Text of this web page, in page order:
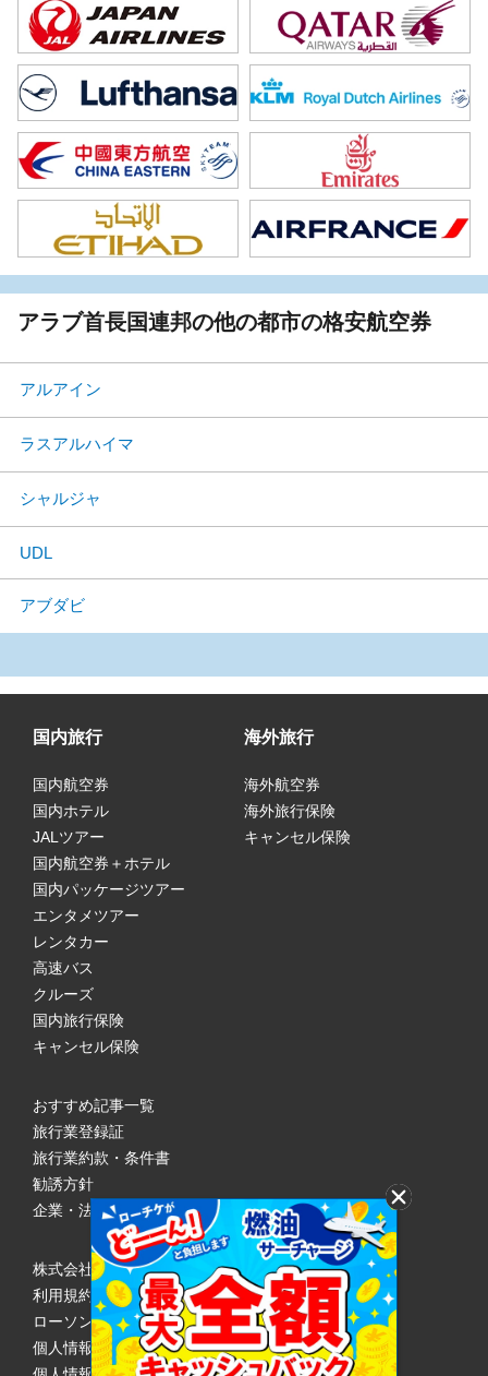
アラブ首長国連邦の他の都市の格安航空券
アルアイン
ラスアルハイマ
シャルジャ
UDL
アブダビ
国内旅行
国内航空券
国内ホテル
JALツアー
国内航空券＋ホテル
国内パッケージツアー
エンタメツアー
レンタカー
高速バス
クルーズ
国内旅行保険
キャンセル保険
海外旅行
海外航空券
海外旅行保険
キャンセル保険
おすすめ記事一覧
旅行業登録証
旅行業約款・条件書
勧誘方針
企業・法人のみなさまへ
株式会社ローソンエンタテインメント
利用規約
ローソンWEB会員規約
個人情報の取り扱いについて